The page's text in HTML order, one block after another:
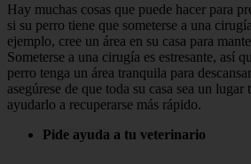
Hay muchas cosas que puede hacer para
si su perro tiene que someterse a una
ejemplo, cree un área en su casa para
Someterse a una cirugía es estresante, así
perro tenga un área tranquila para
asegúrese de que toda su casa sea un
ayudarlo a recuperarse más rápido.
Pide ayuda a tu veterinario